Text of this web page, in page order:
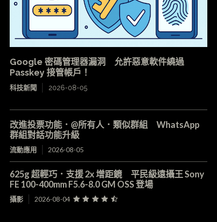
Google 密碼管理器漏洞 允許惡意軟件繞過
Passkey 接管帳戶！
科技新聞 2026-08-05
改進投票功能．@所有人．類似群組 WhatsApp
群組對話功能升級
流動應用 2026-08-05
625g 超輕巧．支援 2x 增距鏡 平民級遠攝王 Sony
FE 100-400mm F5.6-8.0 GM OSS 登場
攝影 2026-08-04